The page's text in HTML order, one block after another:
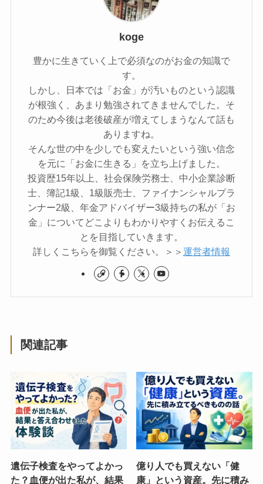
koge
豊かに生きていく上で必須なのがお金の知識で
す。
しかし、日本では「お金」が汚いものという認識
が根強く、あまり勉強されてきませんでした。そ
のため今後は老後破産が増えてしまうなんて話も
ありますね。
そんな世の中を少しでも変えたいという強い信念
を元に「お金に生きる」を立ち上げました。
投資歴15年以上、社会保険労務士、中小企業診断
士、簿記1級、1級販売士、ファイナンシャルプラ
ンナー2級、年金アドバイザー3級持ちの私が「お
金」についてどこよりもわかりやすくお伝えるこ
とを目指していきます。
詳しくこちらを御覧ください。＞＞ 運営者情報
関連記事
遺伝子検査をやってよかっ
た？血便が出た私が、結果
億り人でも買えない「健
康」という資産。先に積み